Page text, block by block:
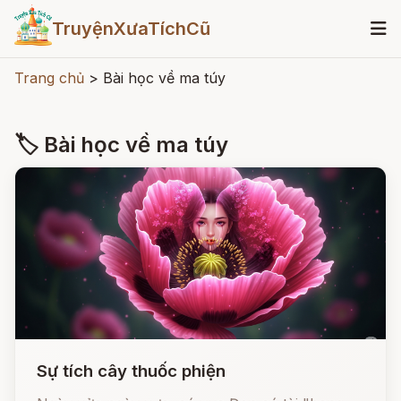
TruyệnXưaTíchCũ
Trang chủ > Bài học về ma túy
🏷 Bài học về ma túy
Sự tích cây thuốc phiện